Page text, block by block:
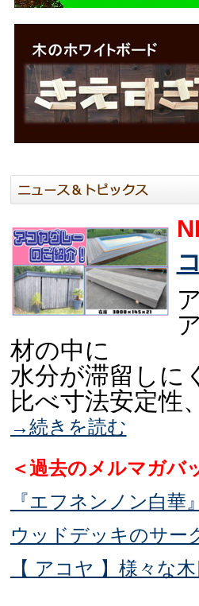
材の中に
水分が滞留しに
比べ寸法安定性
→続きを読む
＜過去のメルマガバ
『エフネンノン白華
ウッドデッキのサー
【 アコヤ 】様々な